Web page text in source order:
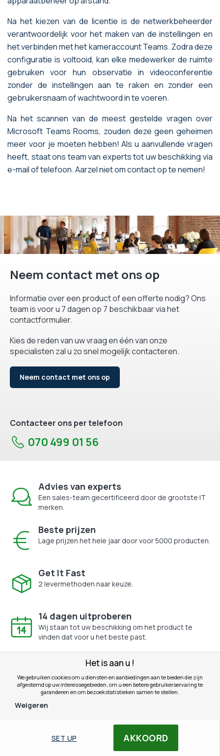
Na het kiezen van de licentie is de netwerkbeheerder
verantwoordelijk voor het maken van de instellingen en
het verbinden met het kameraccount Teams. Zodra deze
configuratie is voltooid, kan elke medewerker de ruimte
gebruiken voor hun observatie in videoconferentie
zonder de instellingen aan te raken en zonder een
gebruikersnaam of wachtwoord in te voeren.
Na het scannen van de meest gestelde vragen over
Microsoft Teams Rooms, zouden deze geen geheimen
meer voor je moeten hebben! Als u aanvullende vragen
heeft, staat ons team van experts tot uw beschikking via
e-mail of telefoon. Aarzel niet om contact op te nemen!
AKKOORD
SET UP
Het is aan u !
We gebruiken cookies om u diensten en aanbiedingen aan te bieden die zijn
afgestemd op uw interessegebieden, om u een betere gebruikerservaring te
garanderen en om bezoekstatistieken samen te stellen.
Weigeren
Neem contact met ons op
Informatie over een product of een offerte nodig? Ons
team is voor u 7 dagen op 7 beschikbaar via het
contactformulier.
Kies de reden van uw vraag en één van onze
specialisten zal u zo snel mogelijk contacteren.
Neem contact met ons op
Contacteer ons per telefoon
070 499 01 56
Advies van experts
Een sales-team gecertificeerd door de grootste IT
merken.
Beste prijzen
Lage prijzen het hele jaar door voor 5000 producten.
Get It Fast
2 levermethoden naar keuze.
14 dagen uitproberen
Wij staan tot uw beschikking om het product te
vinden dat voor u het beste past.
Gratis offerte
Secure payment